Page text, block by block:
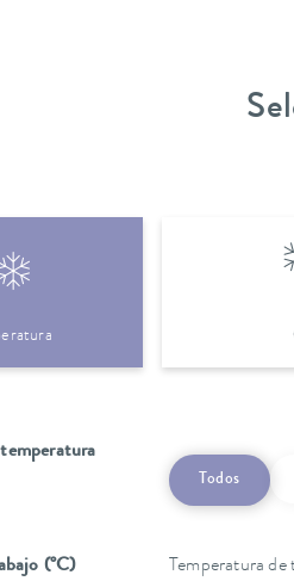
Todos
(°C)
Temperatura